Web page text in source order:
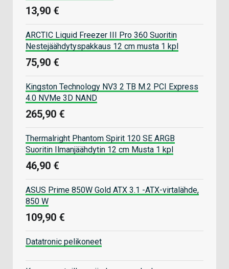
13,90 €
ARCTIC Liquid Freezer III Pro 360 Suoritin
Nestejäähdytyspakkaus 12 cm musta 1 kpl
75,90 €
Kingston Technology NV3 2 TB M.2 PCI Express
4.0 NVMe 3D NAND
265,90 €
Thermalright Phantom Spirit 120 SE ARGB
Suoritin Ilmanjäähdytin 12 cm Musta 1 kpl
46,90 €
ASUS Prime 850W Gold ATX 3.1 -ATX-virtalähde,
850 W
109,90 €
Datatronic pelikoneet